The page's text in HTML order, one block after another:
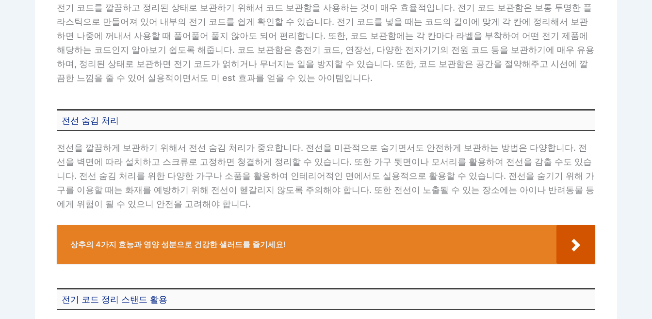
전기 코드를 깔끔하고 정리된 상태로 보관하기 위해서 코드 보관함을 사용하는 것이 매우 효율적입니다. 전기 코드 보관함은 보통 투명한 플
라스틱으로 만들어져 있어 내부의 전기 코드를 쉽게 확인할 수 있습니다. 전기 코드를 넣을 때는 코드의 길이에 맞게 각 칸에 정리해서 보관
하면 나중에 꺼내서 사용할 때 풀어풀어 풀지 않아도 되어 편리합니다. 또한, 코드 보관함에는 각 칸마다 라벨을 부착하여 어떤 전기 제품에
해당하는 코드인지 알아보기 쉽도록 해줍니다. 코드 보관함은 충전기 코드, 연장선, 다양한 전자기기의 전원 코드 등을 보관하기에 매우 유용
하며, 정리된 상태로 보관하면 전기 코드가 얽히거나 무너지는 일을 방지할 수 있습니다. 또한, 코드 보관함은 공간을 절약해주고 시선에 깔
끔한 느낌을 줄 수 있어 실용적이면서도 미 est 효과를 얻을 수 있는 아이템입니다.
전선 숨김 처리
전선을 깔끔하게 보관하기 위해서 전선 숨김 처리가 중요합니다. 전선을 미관적으로 숨기면서도 안전하게 보관하는 방법은 다양합니다. 전
선을 벽면에 따라 설치하고 스크류로 고정하면 청결하게 정리할 수 있습니다. 또한 가구 뒷면이나 모서리를 활용하여 전선을 감출 수도 있습
니다. 전선 숨김 처리를 위한 다양한 가구나 소품을 활용하여 인테리어적인 면에서도 실용적으로 활용할 수 있습니다. 전선을 숨기기 위해 가
구를 이용할 때는 화재를 예방하기 위해 전선이 헫갈리지 않도록 주의해야 합니다. 또한 전선이 노출될 수 있는 장소에는 아이나 반려동물 등
에게 위험이 될 수 있으니 안전을 고려해야 합니다.
상추의 4가지 효능과 영양 성분으로 건강한 샐러드를 즐기세요!
전기 코드 정리 스탠드 활용